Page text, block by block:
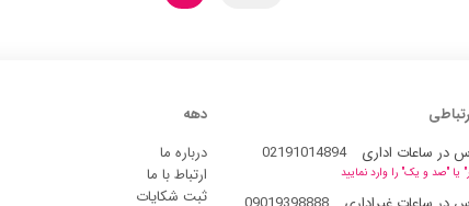
در ساعات اداری
02191014894
یا "صد و یک" را وارد نمایید
دهه
درباره ما
ارتباط با ما
ثبت شکایات